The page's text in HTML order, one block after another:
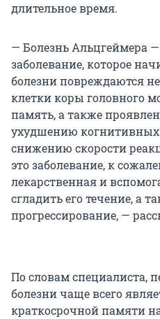
длительное время.
— Болезнь Альцгеймера
заболевание, которое
болезни повреждаются
клетки коры головного
память, а также
ухудшению когнитивных
снижению скорости
это заболевание, к
лекарственная и
сгладить его течение, а
прогрессирование, —
По словам специалиста,
болезни чаще всего
краткосрочной памяти